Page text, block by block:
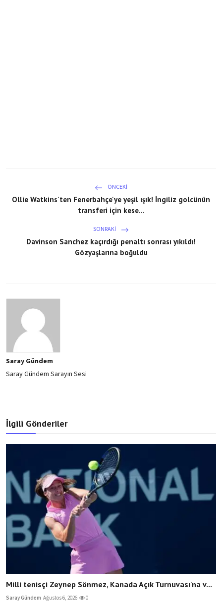
ÖNCEKI
Ollie Watkins'ten Fenerbahçe'ye yeşil ışık! İngiliz golcünün
transferi için kese...
SONRAKI
Davinson Sanchez kaçırdığı penaltı sonrası yıkıldı!
Gözyaşlarına boğuldu
Saray Gündem
Saray Gündem Sarayın Sesi
İlgili Gönderiler
Milli tenisçi Zeynep Sönmez, Kanada Açık Turnuvası'na v...
Saray Gündem Ağustos 6, 2026 0